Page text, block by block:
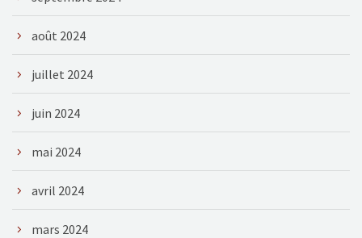
août 2024
juillet 2024
juin 2024
mai 2024
avril 2024
mars 2024